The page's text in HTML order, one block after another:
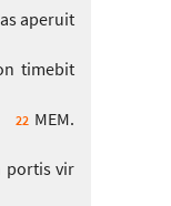
aperuit
timebit
22 MEM.
portis vir